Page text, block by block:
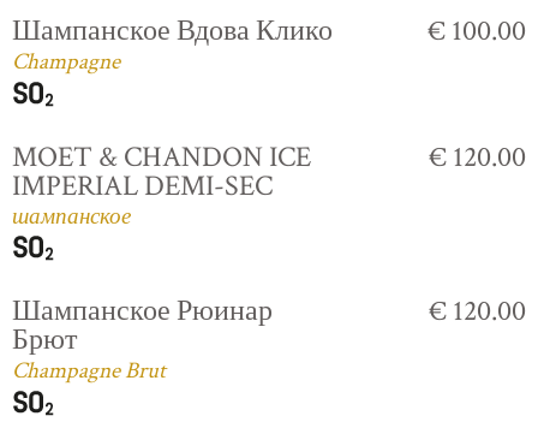
Шампанское Вдова Клико
Champagne
€ 100.00
MOET & CHANDON ICE
IMPERIAL DEMI-SEC
шампанское
€ 120.00
Шампанское Рюинар
Брют
Champagne Brut
€ 120.00